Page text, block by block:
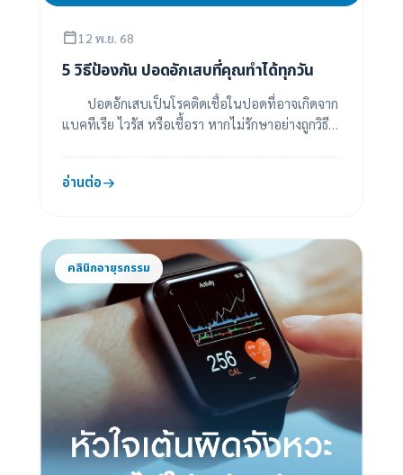
12 พ.ย. 68
5 วิธีป้องกัน ปอดอักเสบที่คุณทำได้ทุกวัน
ปอดอักเสบเป็นโรคติดเชื้อในปอดที่อาจเกิดจาก
แบคทีเรีย ไวรัส หรือเชื้อรา หากไม่รักษาอย่างถูกวิธี
อ่านต่อ
คลินิกอายุรกรรม